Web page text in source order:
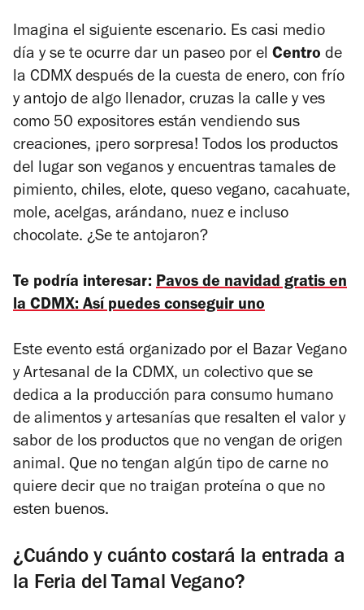
Imagina el siguiente escenario. Es casi medio
día y se te ocurre dar un paseo por el Centro de
la CDMX después de la cuesta de enero, con frío
y antojo de algo llenador, cruzas la calle y ves
como 50 expositores están vendiendo sus
creaciones, ¡pero sorpresa! Todos los productos
del lugar son veganos y encuentras tamales de
pimiento, chiles, elote, queso vegano, cacahuate,
mole, acelgas, arándano, nuez e incluso
chocolate. ¿Se te antojaron?
Te podría interesar: Pavos de navidad gratis en
la CDMX: Así puedes conseguir uno
Este evento está organizado por el Bazar Vegano
y Artesanal de la CDMX, un colectivo que se
dedica a la producción para consumo humano
de alimentos y artesanías que resalten el valor y
sabor de los productos que no vengan de origen
animal. Que no tengan algún tipo de carne no
quiere decir que no traigan proteína o que no
esten buenos.
¿Cuándo y cuánto costará la entrada a
la Feria del Tamal Vegano?